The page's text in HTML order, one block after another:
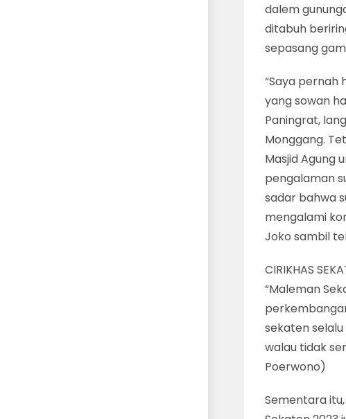
dalem
ditabuh
sepasang
“Saya pernah
yang sowan
Paningrat,
Monggang.
Masjid Agung
pengalaman
sadar bahwa
mengalami
Joko sambil
CIRIKHAS
“Maleman
sekaten
walau tidak
Poerwono)
Sementara